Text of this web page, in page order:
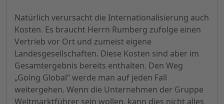
Natürlich verursacht die Internationalisierung auch
Kosten. Es braucht Herrn Rumberg zufolge einen
Vertrieb vor Ort und zumeist eigene
Landesgesellschaften. Diese Kosten sind aber im
Gesamtergebnis bereits enthalten. Den Weg
„Going Global“ werde man auf jeden Fall
weitergehen. Wenn die Unternehmen der Gruppe
Weltmarktführer sein wollen, kann dies nicht alles